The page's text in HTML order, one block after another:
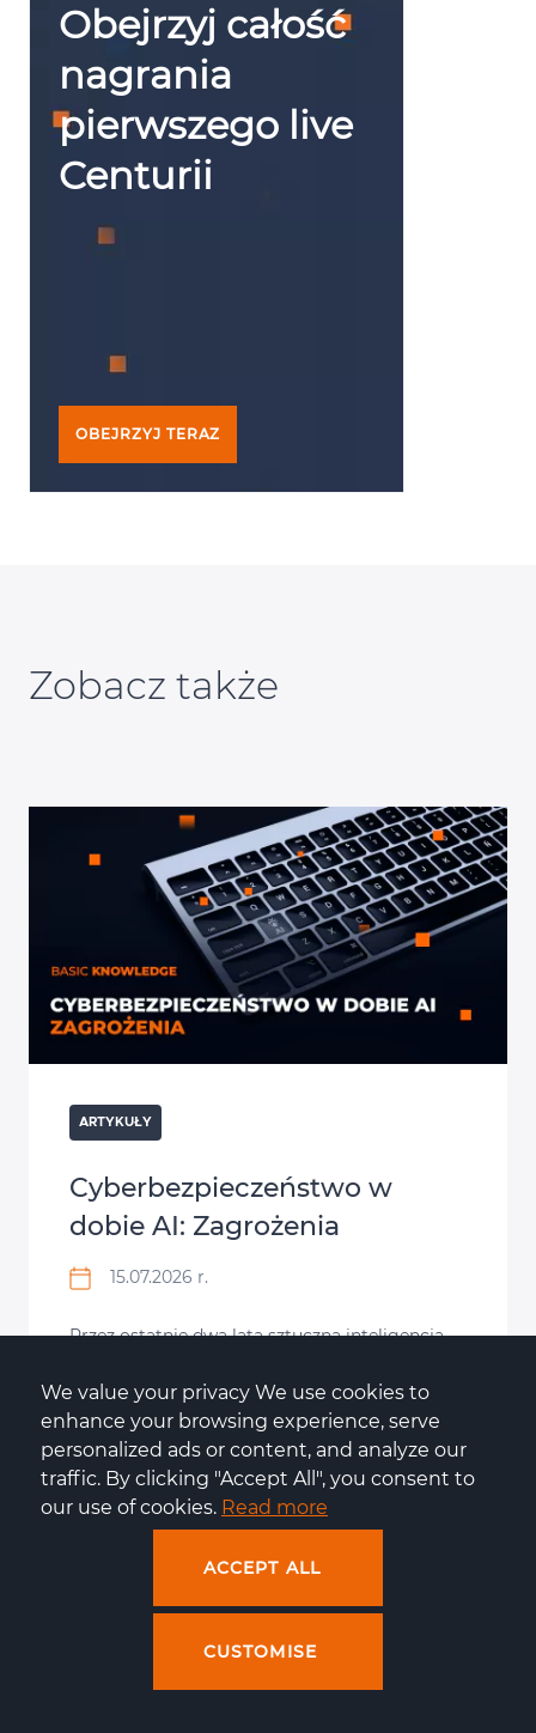
Obejrzyj całość
nagrania
pierwszego live
Centurii
OBEJRZYJ TERAZ
Zobacz także
ARTYKUŁY
Cyberbezpieczeństwo w
dobie AI: Zagrożenia
15.07.2026 r.
Przez ostatnie dwa lata sztuczna inteligencja
„nowoczesnych” i technologicznych. Narzędzia
oparte o …
We value your privacy We use cookies to
enhance your browsing experience, serve
personalized ads or content, and analyze our
traffic. By clicking "Accept All", you consent to
our use of cookies. Read more
ACCEPT ALL
CUSTOMISE